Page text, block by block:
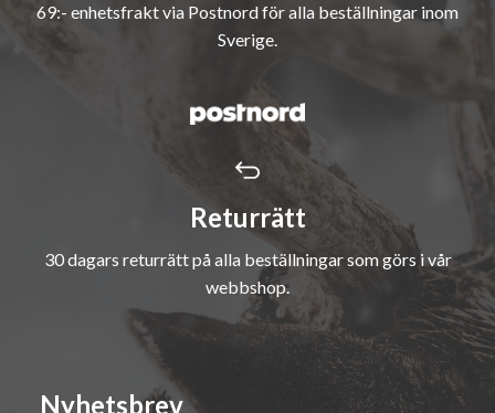
69:- enhetsfrakt via Postnord för alla beställningar inom
Sverige.
Returrätt
30 dagars returrätt på alla beställningar som görs i vår
webbshop.
Nyhetsbrev